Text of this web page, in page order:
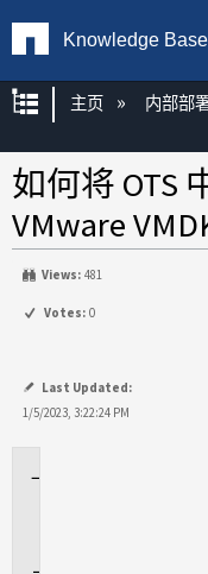
Knowledge Base
扩展/隐缩全
主页 内部部
如何将 OTS
VMware
Views: 481
Votes: 0
Last Updated:
1/5/2023, 3:22:24 PM